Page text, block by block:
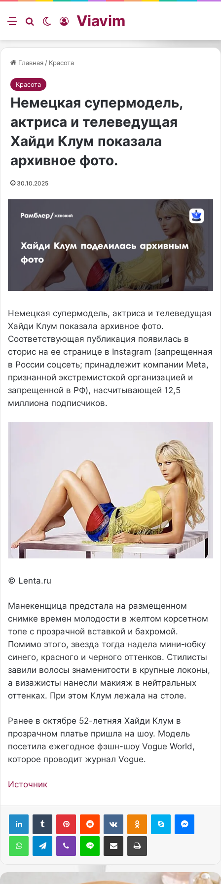
Меню ИскатьSwitch skin
Войти
Viavim
Главная / Красота
Красота
Немецкая супермодель,
актриса и телеведущая
Хайди Клум показала
архивное фото.
30.10.2025
Немецкая супермодель, актриса и телеведущая
Хайди Клум показала архивное фото.
Соответствующая публикация появилась в
сторис на ее странице в Instagram (запрещенная
в России соцсеть; принадлежит компании Meta,
признанной экстремистской организацией и
запрещенной в РФ), насчитывающей 12,5
миллиона подписчиков.
© Lenta.ru
Манекенщица предстала на размещенном
снимке времен молодости в желтом корсетном
топе с прозрачной вставкой и бахромой.
Помимо этого, звезда тогда надела мини-юбку
синего, красного и черного оттенков. Стилисты
завили волосы знаменитости в крупные локоны,
а визажисты нанесли макияж в нейтральных
оттенках. При этом Клум лежала на столе.
Ранее в октябре 52-летняя Хайди Клум в
прозрачном платье пришла на шоу. Модель
посетила ежегодное фэшн-шоу Vogue World,
которое проводит журнал Vogue.
Источник
Telegram